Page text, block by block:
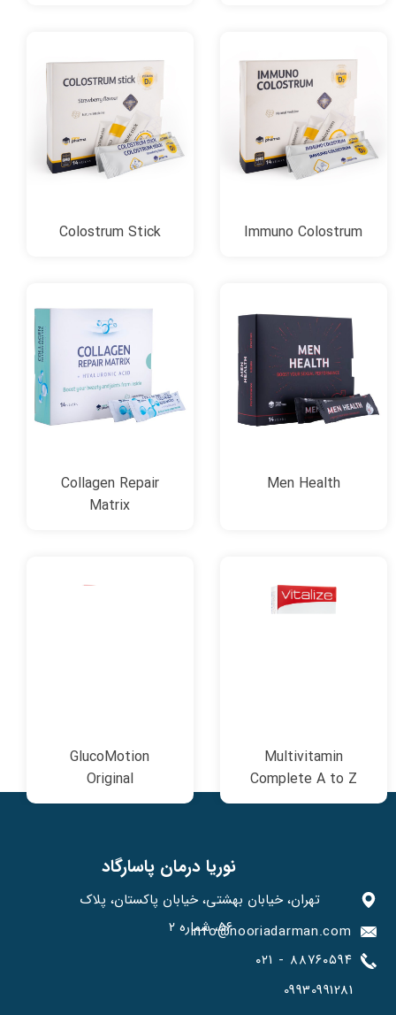
Immuno Colostrum
Colostrum Stick
Men Health
Collagen Repair
Matrix
Multivitamin
Complete A to Z
GlucoMotion
Original
نوریا درمان پاسارگاد
۰۲۱ - ۸۸۷۶۰۵۹۴
تهران، خیابان بهشتی، خیابان پاکستان، پلاک
۵۶، شماره ۲
09930991281​​​​​​​
info@nooriadarman.com​​​​​